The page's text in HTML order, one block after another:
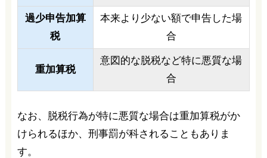
過少申告加算
税
本来より少ない額で申告した場
合
重加算税
意図的な脱税など特に悪質な場
合
なお、脱税行為が特に悪質な場合は重加算税がか
けられるほか、刑事罰が科されることもありま
す。